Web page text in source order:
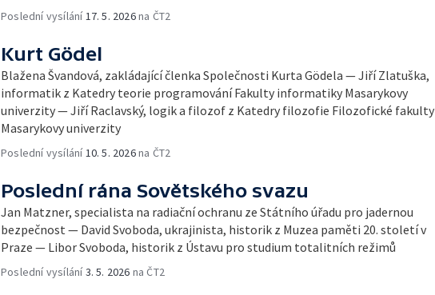
Poslední vysílání 17. 5. 2026na ČT2
Kurt Gödel
Blažena Švandová, zakládající členka Společnosti Kurta Gödela — Jiří Zlatuška,
informatik z Katedry teorie programování Fakulty informatiky Masarykovy
univerzity — Jiří Raclavský, logik a filozof z Katedry filozofie Filozofické fakulty
Masarykovy univerzity
Poslední vysílání 10. 5. 2026na ČT2
Poslední rána Sovětského svazu
Jan Matzner, specialista na radiační ochranu ze Státního úřadu pro jadernou
bezpečnost — David Svoboda, ukrajinista, historik z Muzea paměti 20. století v
Praze — Libor Svoboda, historik z Ústavu pro studium totalitních režimů
Poslední vysílání3. 5. 2026 na ČT2